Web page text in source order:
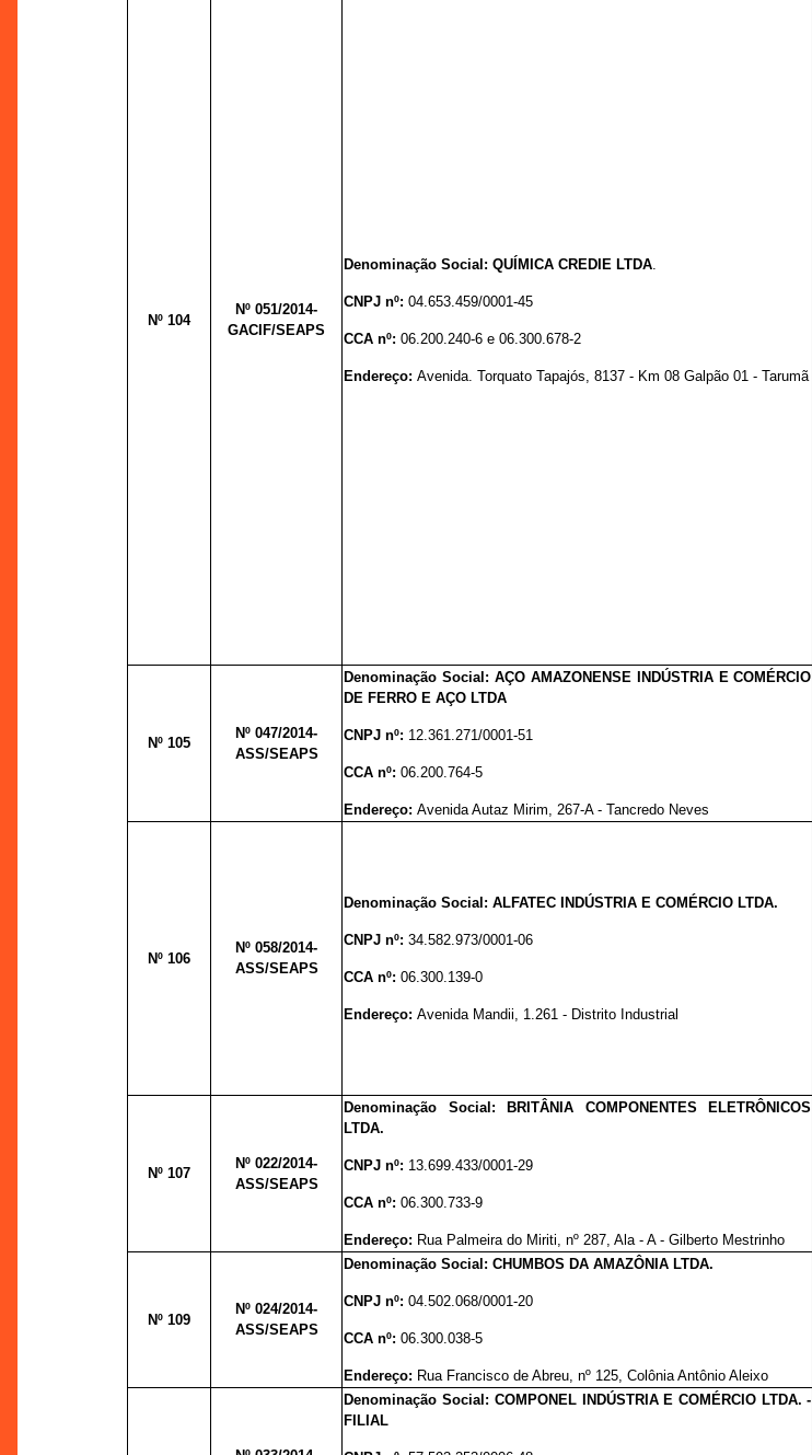
Nº 104
Nº 051/2014-
GACIF/SEAPS
Denominação Social:QUÍMICA CREDIE LTDA.
CNPJ nº:04.653.459/0001-45
CCA nº:06.200.240-6 e 06.300.678-2
Endereço:Avenida. Torquato Tapajós, 8137 - Km 08 Galpão 01 - Tarumã
Nº 105
Nº 047/2014-
ASS/SEAPS
Denominação Social: AÇO AMAZONENSE INDÚSTRIA E COMÉRCIO
DE FERRO E AÇO LTDA
CNPJ nº: 12.361.271/0001-51
CCA nº:06.200.764-5
Endereço:Avenida Autaz Mirim, 267-A - Tancredo Neves
Nº 106
Nº 058/2014-
ASS/SEAPS
Denominação Social: ALFATEC INDÚSTRIA E COMÉRCIO LTDA.
CNPJ nº:34.582.973/0001-06
CCA nº:06.300.139-0
Endereço:Avenida Mandii, 1.261 - Distrito Industrial
Nº 107
Nº 022/2014-
ASS/SEAPS
Denominação Social: BRITÂNIA COMPONENTES ELETRÔNICOS
LTDA.
CNPJ nº: 13.699.433/0001-29
CCA nº:06.300.733-9
Endereço: Rua Palmeira do Miriti, nº 287, Ala - A - Gilberto Mestrinho
Nº 109
Nº 024/2014-
ASS/SEAPS
Denominação Social: CHUMBOS DA AMAZÔNIA LTDA.
CNPJ nº:04.502.068/0001-20
CCA nº:06.300.038-5
Endereço: Rua Francisco de Abreu, nº 125, Colônia Antônio Aleixo
Denominação Social: COMPONEL INDÚSTRIA E COMÉRCIO LTDA. -
FILIAL